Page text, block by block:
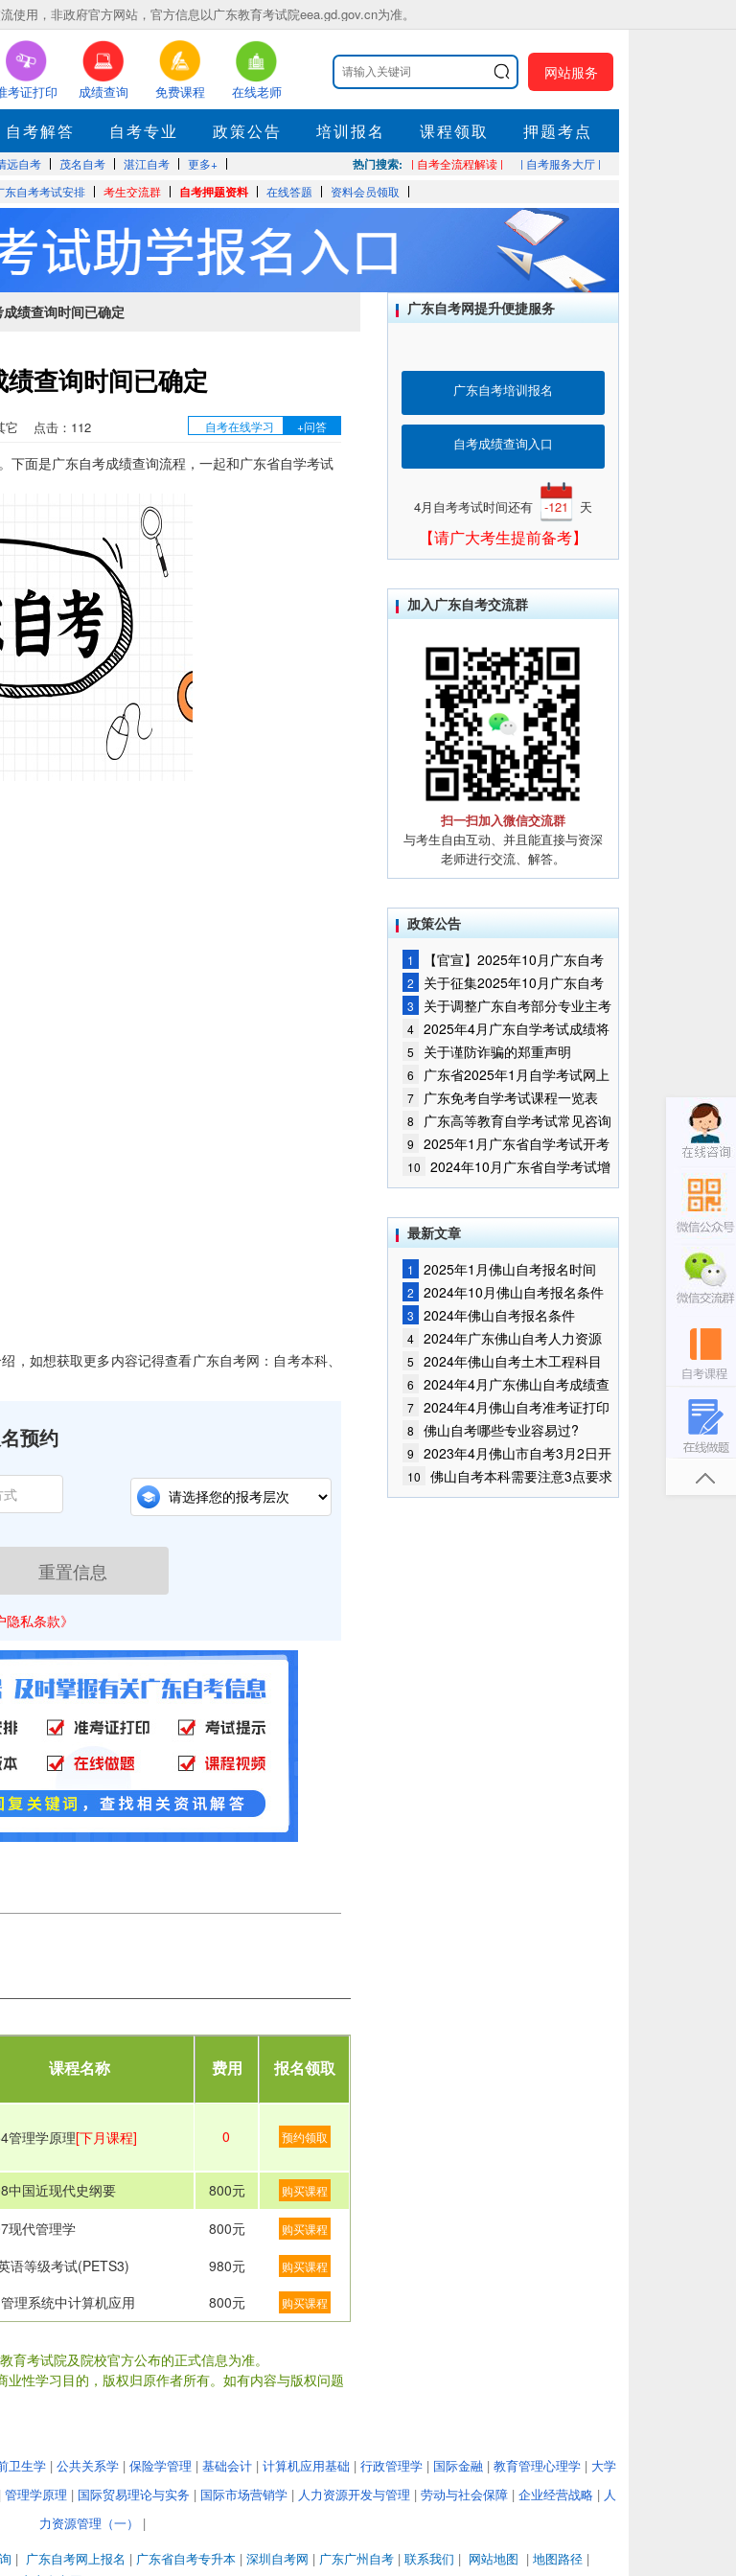
用，非政府官方网站，官方信息以广东教育考试院eea.gd.gov.cn为准。
考证打印 成绩查询 免费课程 在线老师
网站服务
自考解答 自考专业 政策公告 培训报名 课程领取 押题考点
远自考 茂名自考 湛江自考 更多+ 热门搜索: | 自考全流程解读 | | 自考服务大厅 |
东自考考试安排 考生交流群 自考押题资料 在线答题 资料会员领取
绩查询时间已确定
查询时间已确定
它 点击： 112 自考在线学习 +问答
。下面是广东自考成绩查询流程，一起和广东省自学考试
，如想获取更多内容记得查看广东自考网：自考本科、
预约
重置信息
隐私条款》
课程名称 费用 报名领取
管理学原理[下月课程] 0 预约领取
中国近现代史纲要 800元 购买课程
现代管理学 800元 购买课程
语等级考试(PETS3) 980元 购买课程
理系统中计算机应用 800元 购买课程
考试院及院校官方公布的正式信息为准。
性学习目的，版权归原作者所有。如有内容与版权问题
广东自考网提升便捷服务
广东自考培训报名
自考成绩查询入口
4月自考考试时间还有 -121 天
【请广大考生提前备考】
加入广东自考交流群
扫一扫加入微信交流群
与考生自由互动、并且能直接与资深
老师进行交流、解答。
政策公告
1
【官宣】2025年10月广东自考
报名时间通知
2
关于征集2025年10月广东自考
增加开考停考专业部分课程意向的
通告
3
关于调整广东自考部分专业主考
学校的通知
4 2025年4月广东自学考试成绩将
于5月9日公布
5 关于谨防诈骗的郑重声明
6
广东省2025年1月自学考试网上
报名报考须知
7 广东免考自学考试课程一览表
8
广东高等教育自学考试常见咨询
问题
9
2025年1月广东省自学考试开考
课程考试时间安排和使用教材的通
知
10
2024年10月广东省自学考试增
加一门开考课程的通告
最新文章
1 2025年1月佛山自考报名时间
2
2024年10月佛山自考报名条件
已公布!
3 2024年佛山自考报名条件
4 2024年广东佛山自考人力资源
管理专业有哪些考试科目?
5
2024年佛山自考土木工程科目
都有哪些?
6
2024年4月广东佛山自考成绩查
询时间已确定
7 2024年4月佛山自考准考证打印
时间
8 佛山自考哪些专业容易过?
9
2023年4月佛山市自考3月2日开
始报考！
10 佛山自考本科需要注意3点要求
卫生学 | 公共关系学 | 保险学管理 | 基础会计 | 计算机应用基础 | 行政管理学 | 国际金融 | 教育管理心理学 | 大学
管理学原理 | 国际贸易理论与实务 | 国际市场营销学 | 人力资源开发与管理 | 劳动与社会保障 | 企业经营战略 | 人
力资源管理（一）
|
| 广东自考网上报名 | 广东省自考专升本 | 深圳自考网 | 广东广州自考 | 联系我们 | 网站地图 | 地图路径 |